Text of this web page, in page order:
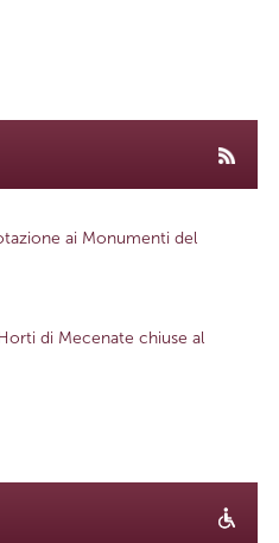
ai Monumenti del
di Mecenate chiuse al